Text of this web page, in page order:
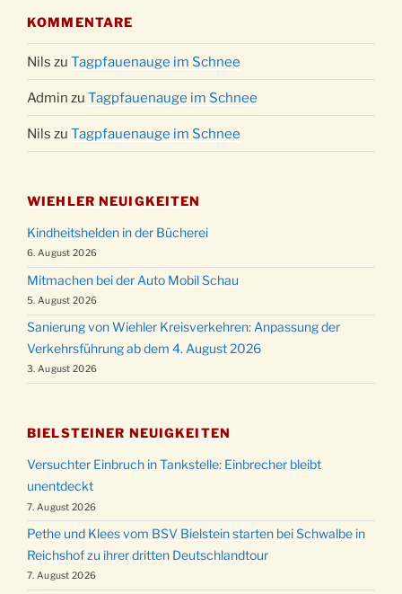
KOMMENTARE
Nils zu Tagpfauenauge im Schnee
Admin zu Tagpfauenauge im Schnee
Nils zu Tagpfauenauge im Schnee
WIEHLER NEUIGKEITEN
Kindheitshelden in der Bücherei
6. August 2026
Mitmachen bei der Auto Mobil Schau
5. August 2026
Sanierung von Wiehler Kreisverkehren: Anpassung der
Verkehrsführung ab dem 4. August 2026
3. August 2026
BIELSTEINER NEUIGKEITEN
Versuchter Einbruch in Tankstelle: Einbrecher bleibt
unentdeckt
7. August 2026
Pethe und Klees vom BSV Bielstein starten bei Schwalbe in
Reichshof zu ihrer dritten Deutschlandtour
7. August 2026